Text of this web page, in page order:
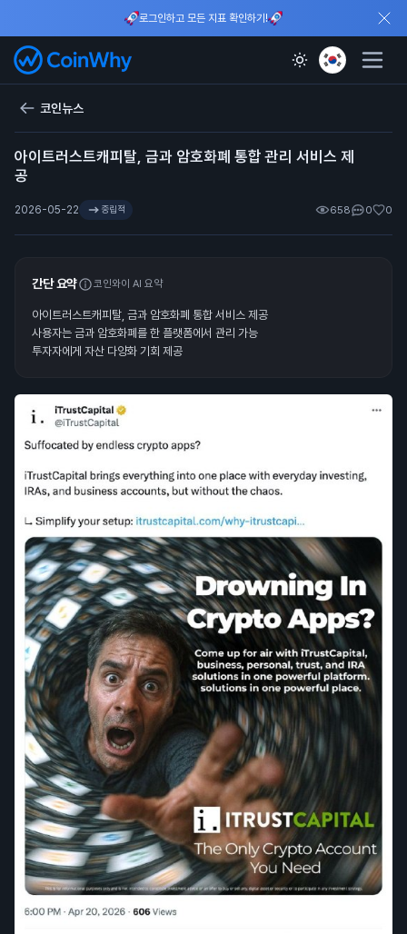
로그인하고 모든 지표 확인하기!
코인뉴스
아이트러스트캐피탈, 금과 암호화폐 통합 관리 서비스 제
공
2026-05-22 중립적 658 0 0
간단 요약 코인와이 AI 요약
아이트러스트캐피탈, 금과 암호화폐 통합 서비스 제공
사용자는 금과 암호화폐를 한 플랫폼에서 관리 가능
투자자에게 자산 다양화 기회 제공